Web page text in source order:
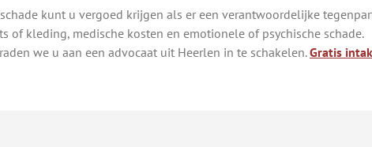
kunt u vergoed krijgen als er een verantwoordelijke
of kleding, medische kosten en emotionele of psychische schade.
we u aan een advocaat uit Heerlen in te schakelen.Gratis